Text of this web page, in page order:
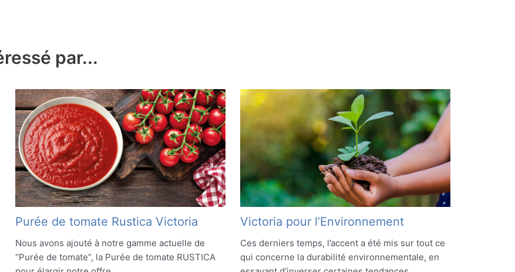
par...
Purée de tomate Rustica Victoria
Nous avons ajouté à notre gamme actuelle de
“Purée de tomate”, la Purée de tomate RUSTICA
Victoria pour l’Environnement
Ces derniers temps, l’accent a été mis sur tout ce
qui concerne la durabilité environnementale, en